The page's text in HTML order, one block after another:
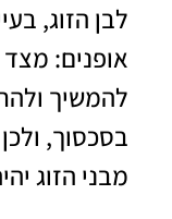
לבן הזוג,
אופנים:
להמשיך
בסכסוך,
מבני הזוג